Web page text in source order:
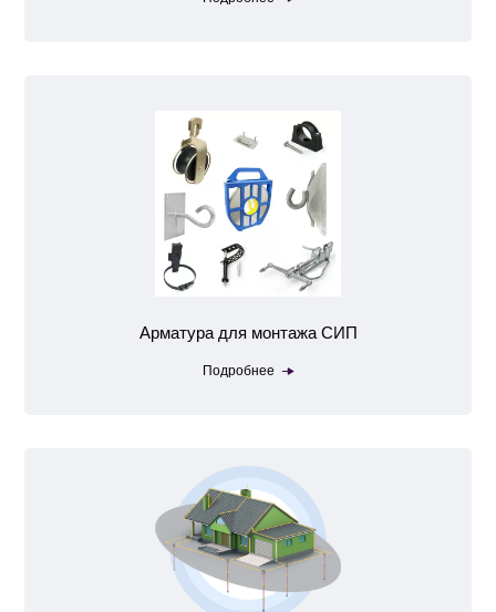
Арматура для монтажа СИП
Подробнее